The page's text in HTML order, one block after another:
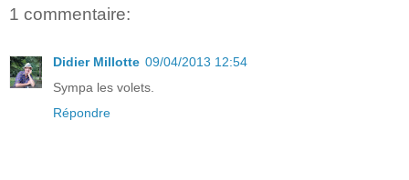
1 commentaire:
Didier Millotte 09/04/2013 12:54
Sympa les volets.
Répondre